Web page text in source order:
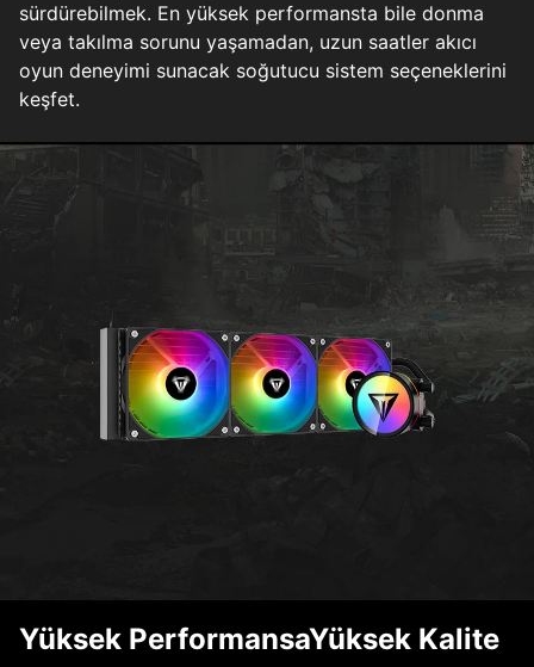
sürdürebilmek. En yüksek performansta bile donma
veya takılma sorunu yaşamadan, uzun saatler akıcı
oyun deneyimi sunacak soğutucu sistem seçeneklerini
keşfet.
Yüksek PerformansaYüksek Kalite